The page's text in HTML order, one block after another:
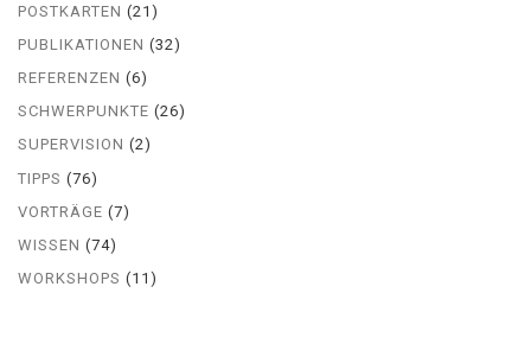
POSTKARTEN (21)
PUBLIKATIONEN (32)
REFERENZEN (6)
SCHWERPUNKTE (26)
SUPERVISION (2)
TIPPS (76)
VORTRÄGE (7)
WISSEN (74)
WORKSHOPS (11)